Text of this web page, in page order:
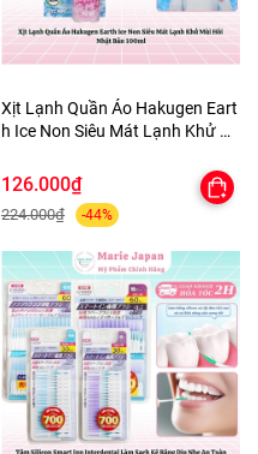
Xịt Lạnh Quần Áo Hakugen Eart
h Ice Non Siêu Mát Lạnh Khử M
126.000₫
224.000₫ -44%